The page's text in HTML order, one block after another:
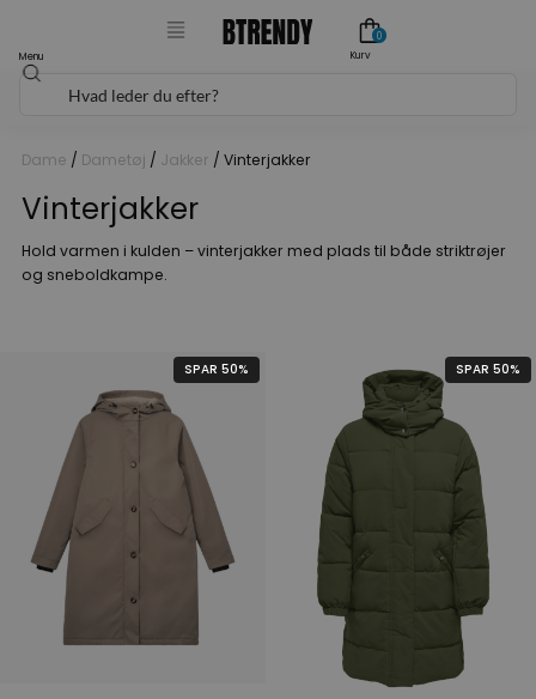
indholdet
Menu
0
Kurv
Dame / Dametøj / Jakker / Vinterjakker
Vinterjakker
Hold varmen i kulden – vinterjakker med plads til både striktrøjer
og sneboldkampe.
SPAR 50% SPAR 50%